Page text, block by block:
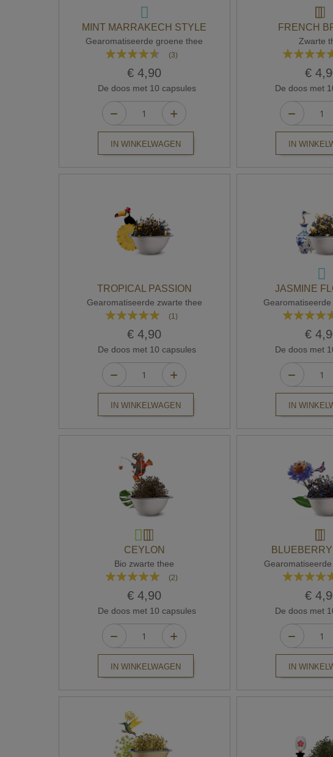
MINT MARRAKECH STYLE
Gearomatiseerde groene thee
Waardering:
(3)
€ 4,90
De doos met 10 capsules
IN WINKELWAGEN
FRENCH
Zwarte
Waardering:
€
De doos met
IN
TROPICAL PASSION
Gearomatiseerde zwarte thee
Waardering:
(1)
€ 4,90
De doos met 10 capsules
IN WINKELWAGEN
JASMINE
Waardering:
€
De doos met
IN
CEYLON
Bio zwarte thee
Waardering:
(2)
€ 4,90
De doos met 10 capsules
IN WINKELWAGEN
Waardering:
€
De doos met
IN